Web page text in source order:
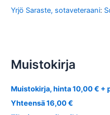
Yrjö Saraste, sotaveteraani:
Muistokirja
Muistokirja, hinta 10,00 € +
Yhteensä 16,00 €